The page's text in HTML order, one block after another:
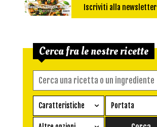
Iscriviti alla newsletter
Cerca fra le nostre ricette
Caratteristiche
Ricetta vegetariana
Portata
Antipasto